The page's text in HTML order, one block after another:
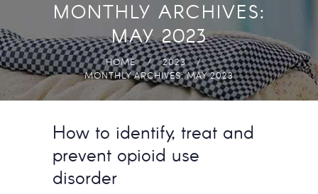
MONTHLY ARCHIVES:
MAY 2023
HOME
2023
MONTHLY ARCHIVES: MAY 2023
PRODUCTS
FAST & HIGH
QUALITY
ANYWHERE IN
How to identify, treat and
prevent opioid use
disorder